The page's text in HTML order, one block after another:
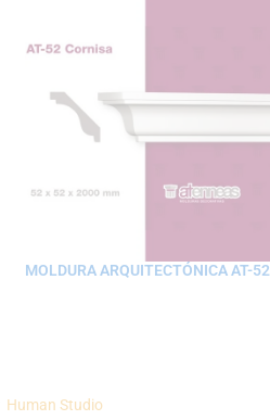
MOLDURA ARQUITECTÓNICA AT-52
Human Studio